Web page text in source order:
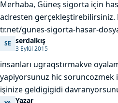
Merhaba, Güneş sigorta için
adresten
tr.net/gunes-sigorta-hasar-
SEserdalkış
serdalkış
3 Eylül 2015
insanları ugraqstırmakve
yapiyorsunuz hic
işinize geldigigidi
Yazar